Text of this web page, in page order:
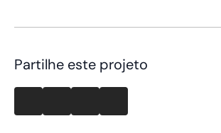
Partilhe este projeto